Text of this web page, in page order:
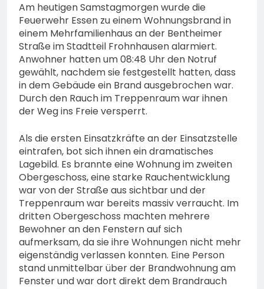
Am heutigen Samstagmorgen wurde die
Feuerwehr Essen zu einem Wohnungsbrand in
einem Mehrfamilienhaus an der Bentheimer
Straße im Stadtteil Frohnhausen alarmiert.
Anwohner hatten um 08:48 Uhr den Notruf
gewählt, nachdem sie festgestellt hatten, dass
in dem Gebäude ein Brand ausgebrochen war.
Durch den Rauch im Treppenraum war ihnen
der Weg ins Freie versperrt.
Als die ersten Einsatzkräfte an der Einsatzstelle
eintrafen, bot sich ihnen ein dramatisches
Lagebild. Es brannte eine Wohnung im zweiten
Obergeschoss, eine starke Rauchentwicklung
war von der Straße aus sichtbar und der
Treppenraum war bereits massiv verraucht. Im
dritten Obergeschoss machten mehrere
Bewohner an den Fenstern auf sich
aufmerksam, da sie ihre Wohnungen nicht mehr
eigenständig verlassen konnten. Eine Person
stand unmittelbar über der Brandwohnung am
Fenster und war dort direkt dem Brandrauch